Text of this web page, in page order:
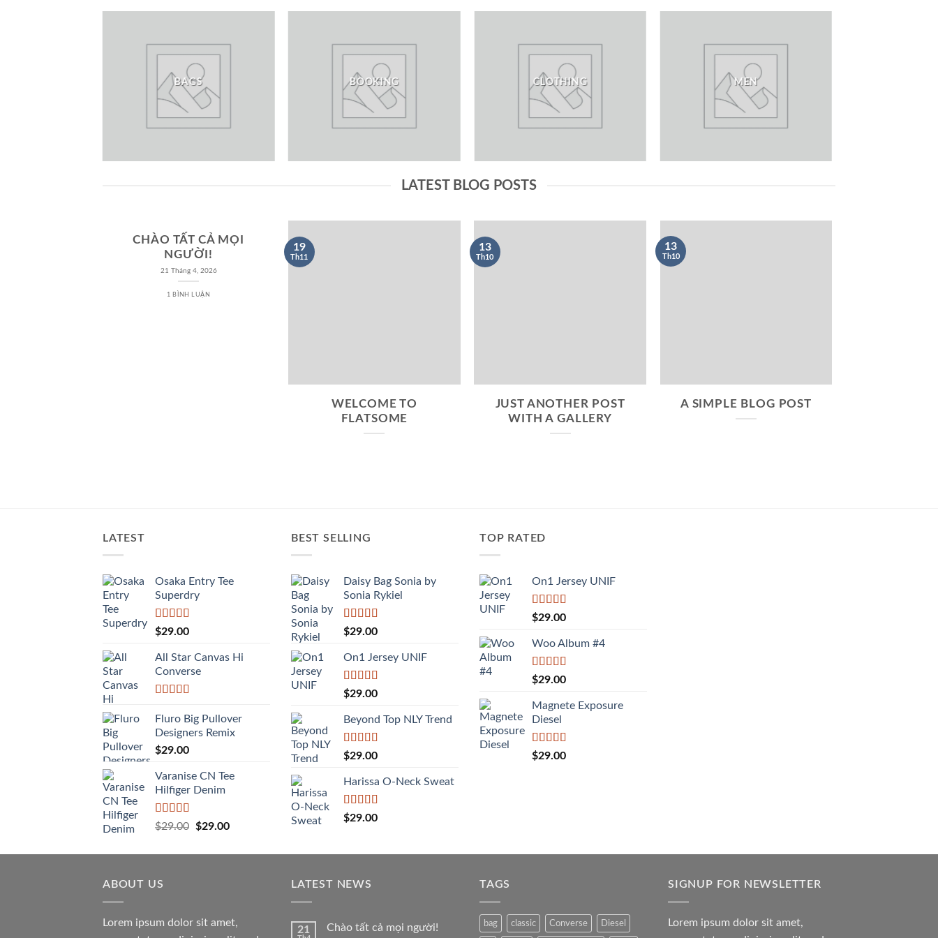
BAGS BOOKING CLOTHING MEN
LATEST BLOG POSTS
CHÀO TẤT CẢ MỌI
NGƯỜI!
21 Tháng 4, 2026
1 BÌNH LUẬN
WELCOME TO
FLATSOME
19
Th11
JUST ANOTHER POST
WITH A GALLERY
13
Th10
A SIMPLE BLOG POST
13
Th10
LATEST
Osaka Entry Tee
Superdry
Được xếp
5 sao
$29.00
All Star Canvas Hi
Converse
hạng4.33
5 sao
Fluro Big Pullover
Designers Remix
$29.00
Varanise CN Tee
Hilfiger Denim
Được
3.505
$29.00
Giá
là:
$29.00Giá
tại
BEST SELLING
Daisy Bag Sonia by
Sonia Rykiel
Được
hạng
3.505
sao
$29.00
On1 Jersey UNIF
Được xếp
sao
$29.00
Beyond Top NLY Trend
Được
hạng
3.505
sao
$29.00
Harissa O-Neck Sweat
Được xếp
$29.00
TOP RATED
On1 Jersey UNIF
Được xếp
sao
$29.00
Woo Album #4
Được xếp
sao
$29.00
Magnete Exposure
Diesel
Được xếp
$29.00
ABOUT US
Lorem ipsum dolor sit amet,
LATEST NEWS
21 Chào tất cả mọi người!
TAGS
bag classic Converse Diesel
SIGNUP FOR NEWSLETTER
Lorem ipsum dolor sit amet,